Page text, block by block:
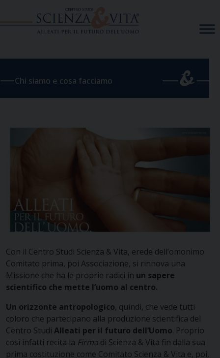
Chi siamo e cosa facciamo
Con il Centro Studi Scienza & Vita, erede dell’omonimo
Comitato prima, poi Associazione, si rinnova una
Missione che ha le proprie radici in un sapere
scientifico che mette l’uomo al centro.
Un orizzonte antropologico, quindi, che vede tutti
coloro che partecipano alla produzione scientifica del
Centro Studi Alleati per il futuro dell’Uomo. Proprio
così infatti recita la Firma di Scienza & Vita fin dalla sua
prima costituzione come Comitato Scienza & Vita e, poi,